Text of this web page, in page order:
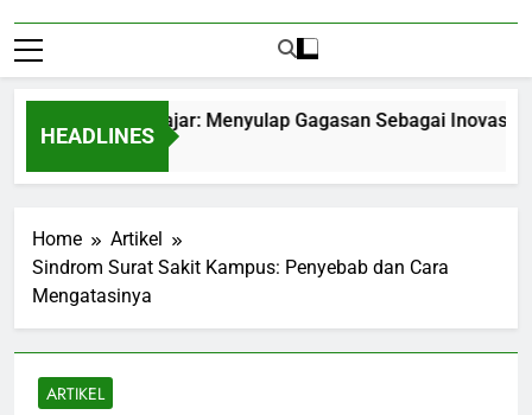
HEADLINES
Pelajar: Menyulap Gagasan Sebagai Inovasi
Ago
Home
Artikel
Sindrom Surat Sakit Kampus: Penyebab dan Cara
Mengatasinya
ARTIKEL